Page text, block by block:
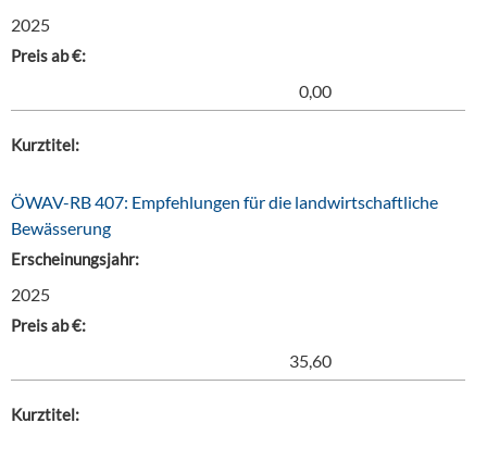
2025
Preis ab €:
0,00
Kurztitel:
ÖWAV-RB 407: Empfehlungen für die landwirtschaftliche
Bewässerung
Erscheinungsjahr:
2025
Preis ab €:
35,60
Kurztitel: